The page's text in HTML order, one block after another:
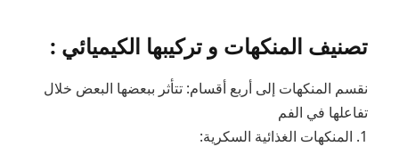
تصنيف المنكهات و تركيبها الكيميائي :
نقسم المنكهات إلى أربع أقسام: تتأثر ببعضها البعض خلال
تفاعلها في الفم
1. المنكهات الغذائية السكرية: